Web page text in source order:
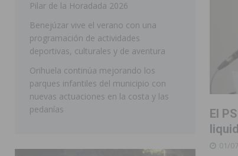
El
01/
Pilar de la Horadada 2026
Benejúzar vive el verano con una
programación de actividades
deportivas, culturales y de aventura
Orihuela continúa mejorando los
parques infantiles del municipio con
nuevas actuaciones en la costa y las
pedanías